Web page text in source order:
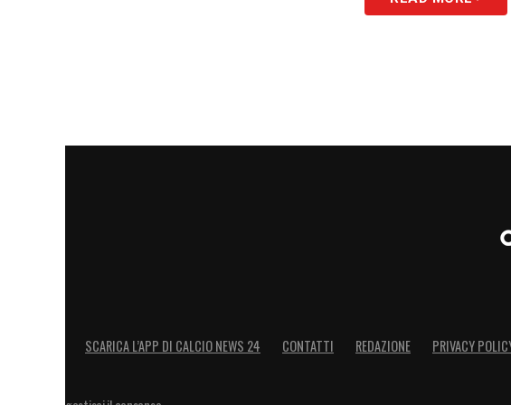
SCARICA L’APP DI CALCIO NEWS 24 CONTATTI REDAZIONE PRIVACY